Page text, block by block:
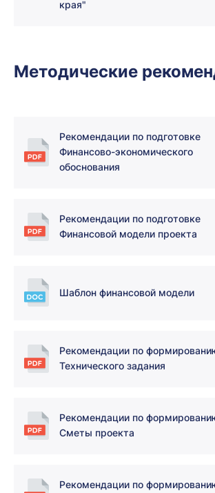
края"
Методические
Рекомендации по подготовке
Финансово-экономического
обоснования
Рекомендации по подготовке
Финансовой модели проекта
Шаблон финансовой модели
Рекомендации по
Технического задания
Рекомендации по
Сметы проекта
Рекомендации по